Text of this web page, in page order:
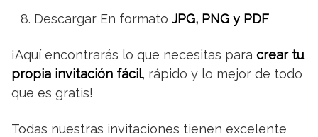
Descargar En formato JPG, PNG y PDF
¡Aquí encontrarás lo que necesitas para crear tu
propia invitación fácil, rápido y lo mejor de todo
que es gratis!
Todas nuestras invitaciones tienen excelente